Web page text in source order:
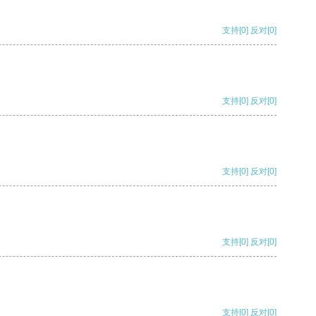
支持[0] 反对[0]
支持[0] 反对[0]
支持[0] 反对[0]
支持[0] 反对[0]
支持[0] 反对[0]